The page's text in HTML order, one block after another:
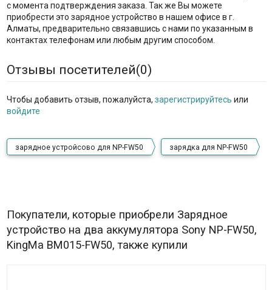
с момента подтверждения заказа. Так же Вы можете
приобрести это зарядное устройство в нашем офисе в г.
Алматы, предварительно связавшись с нами по указанным в
контактах телефонам или любым другим способом.
Отзывы посетителей(0)
Чтобы добавить отзыв, пожалуйста, зарегистрируйтесь или
войдите
зарядное устройсово для NP-FW50 зарядка для NP-FW50
Покупатели, которые приобрели Зарядное
устройство на два аккумулятора Sony NP-FW50,
KingMa BM015-FW50, также купили